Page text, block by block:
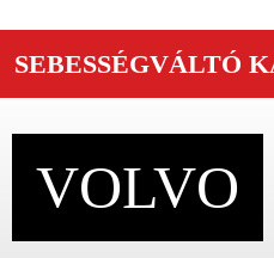
SEBESSÉGVÁLTÓ
VOLVO